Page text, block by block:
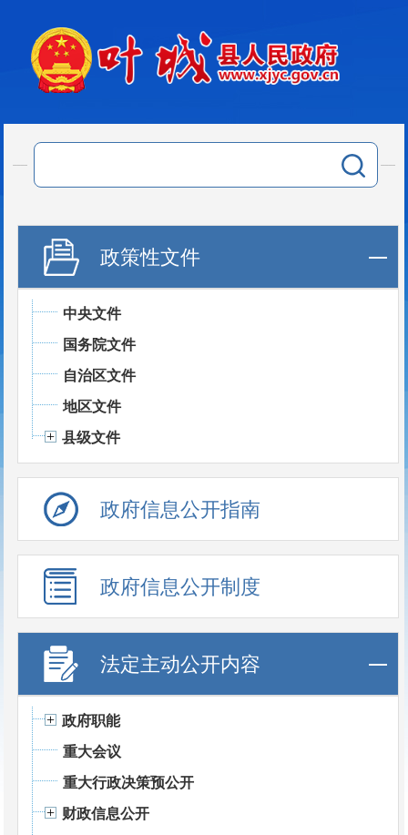
政策性文件
中央文件
国务院文件
自治区文件
地区文件
县级文件
政府信息公开指南
政府信息公开制度
法定主动公开内容
政府职能
重大会议
重大行政决策预公开
财政信息公开